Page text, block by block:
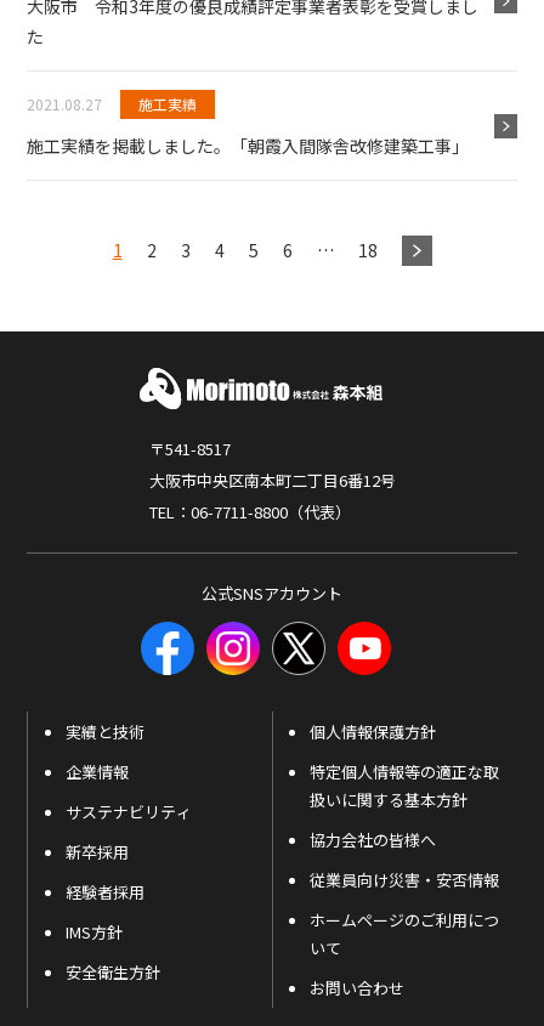
大阪市 令和3年度の優良成績評定事業者表彰を受賞しまし
た
2021.08.27 施工実績
施工実績を掲載しました。「朝霞入間隊舎改修建築工事」
1 2 3 4 5 6 … 18
〒541-8517
大阪市中央区南本町二丁目6番12号
TEL：06-7711-8800（代表）
公式SNSアカウント
実績と技術
企業情報
サステナビリティ
新卒採用
経験者採用
IMS方針
安全衛生方針
個人情報保護方針
特定個人情報等の適正な取
扱いに関する基本方針
協力会社の皆様へ
従業員向け災害・安否情報
ホームページのご利用につ
いて
お問い合わせ